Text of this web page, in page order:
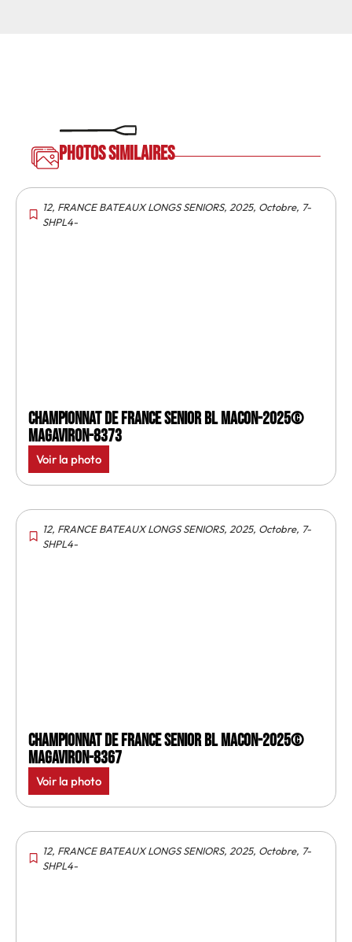
Photos similaires
12, FRANCE BATEAUX LONGS SENIORS, 2025, Octobre, 7-
SHPL4-
Championnat de France senior BL Macon-2025©
MagAviron-8373
Voir la photo
12, FRANCE BATEAUX LONGS SENIORS, 2025, Octobre, 7-
SHPL4-
Championnat de France senior BL Macon-2025©
MagAviron-8367
Voir la photo
12, FRANCE BATEAUX LONGS SENIORS, 2025, Octobre, 7-
SHPL4-